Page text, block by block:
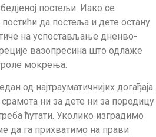
постељи. Иако се
да постеља и дете остану
на успостављање дненво-
вазопресина што одлаже
мокрења.
од најтрауматичнијих догађаја
ни за дете ни за породицу
ћутати. Уколико изградимо
да га прихватимо на прави